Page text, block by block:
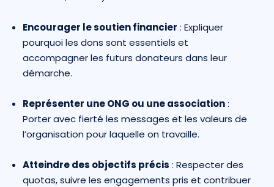
Encourager le soutien financier : Expliquer
pourquoi les dons sont essentiels et
accompagner les futurs donateurs dans leur
démarche.
Représenter une ONG ou une association:
Porter avec fierté les messages et les valeurs de
l’organisation pour laquelle on travaille.
Atteindre des objectifs précis : Respecter des
quotas, suivre les engagements pris et contribuer